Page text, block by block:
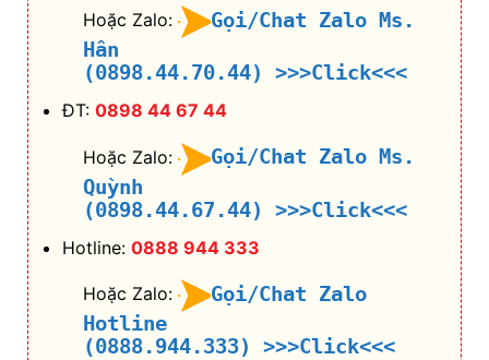
Hoặc Zalo:
Gọi/Chat Zalo Ms.
Hân
(0898.44.70.44)
>>>Click<<<
ĐT: 0898 44 67 44
Hoặc Zalo:
Gọi/Chat Zalo Ms.
Quỳnh
(0898.44.67.44)
>>>Click<<<
Hotline: 0888 944 333
Hoặc Zalo:
Gọi/Chat Zalo
Hotline
(0888.944.333)
>>>Click<<<